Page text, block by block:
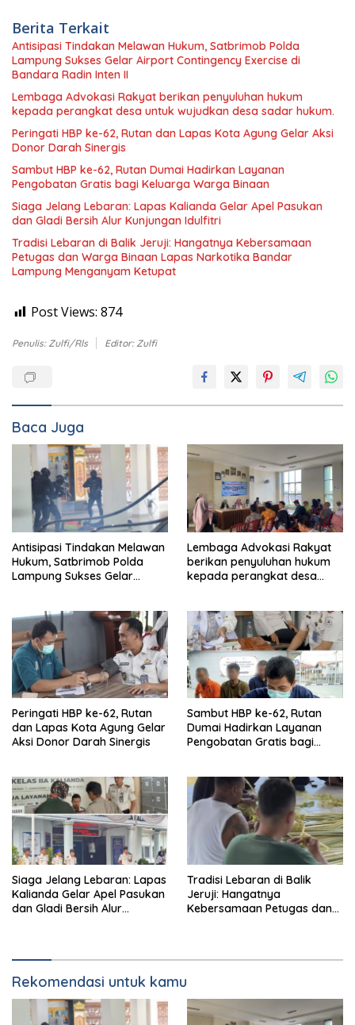
Berita Terkait
Antisipasi Tindakan Melawan Hukum, Satbrimob Polda
Lampung Sukses Gelar Airport Contingency Exercise di
Bandara Radin Inten II
Lembaga Advokasi Rakyat berikan penyuluhan hukum
kepada perangkat desa untuk wujudkan desa sadar hukum.
Peringati HBP ke-62, Rutan dan Lapas Kota Agung Gelar Aksi
Donor Darah Sinergis
Sambut HBP ke-62, Rutan Dumai Hadirkan Layanan
Pengobatan Gratis bagi Keluarga Warga Binaan
Siaga Jelang Lebaran: Lapas Kalianda Gelar Apel Pasukan
dan Gladi Bersih Alur Kunjungan Idulfitri
Tradisi Lebaran di Balik Jeruji: Hangatnya Kebersamaan
Petugas dan Warga Binaan Lapas Narkotika Bandar
Lampung Menganyam Ketupat
Post Views: 874
Penulis: Zulfi/Rls Editor: Zulfi
Baca Juga
Antisipasi Tindakan Melawan
Hukum, Satbrimob Polda
Lampung Sukses Gelar
Lembaga Advokasi Rakyat
berikan penyuluhan hukum
kepada perangkat desa
Peringati HBP ke-62, Rutan
dan Lapas Kota Agung Gelar
Aksi Donor Darah Sinergis
Sambut HBP ke-62, Rutan
Dumai Hadirkan Layanan
Pengobatan Gratis bagi
Siaga Jelang Lebaran: Lapas
Kalianda Gelar Apel Pasukan
dan Gladi Bersih Alur
Tradisi Lebaran di Balik
Jeruji: Hangatnya
Kebersamaan Petugas dan
Rekomendasi untuk kamu